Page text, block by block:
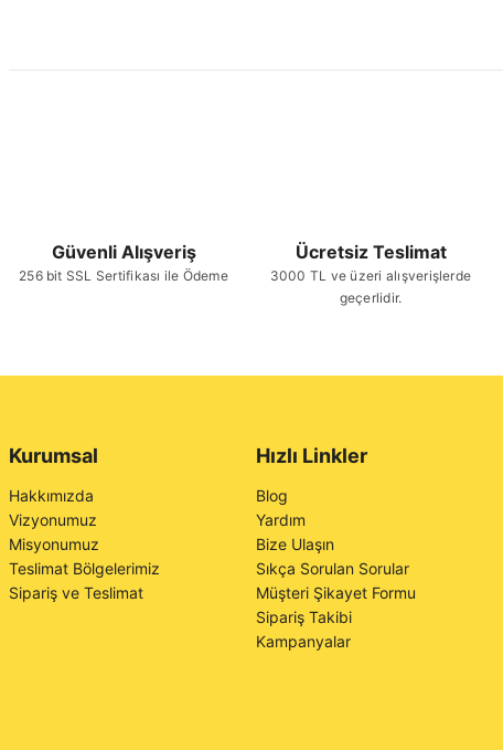
Güvenli Alışveriş
256 bit SSL Sertifikası ile Ödeme
Ücretsiz Teslimat
3000 TL ve üzeri alışverişlerde
geçerlidir.
Kurumsal
Hakkımızda
Vizyonumuz
Misyonumuz
Teslimat Bölgelerimiz
Sipariş ve Teslimat
Hızlı Linkler
Blog
Yardım
Bize Ulaşın
Sıkça Sorulan Sorular
Müşteri Şikayet Formu
Sipariş Takibi
Kampanyalar